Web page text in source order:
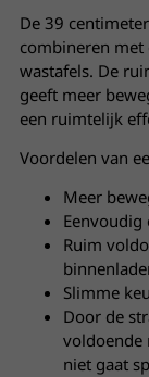
De 39
combineren met
wastafels. De
geeft meer
een ruimtelijk
Voordelen van
Meer
Eenvoudig
Ruim
Slimme
Door de
voldoende
niet gaat